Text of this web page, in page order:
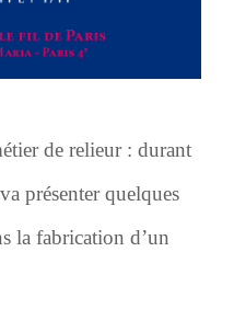
de relieur : durant
présenter quelques
la fabrication d’un